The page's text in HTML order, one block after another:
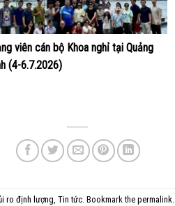
viên cán bộ Khoa nghỉ tại Quảng
(4-6.7.2026)
ro định lượng, Tin tức. Bookmark the permalink.